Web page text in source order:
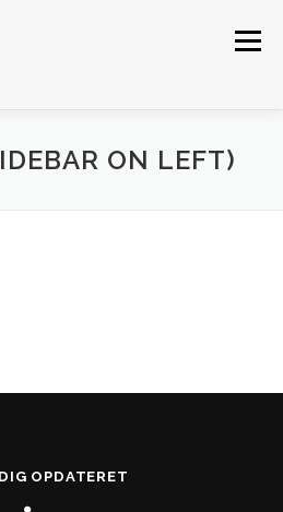
Menu
OM SGDESIGN
ON LEFT)
OPDATERET